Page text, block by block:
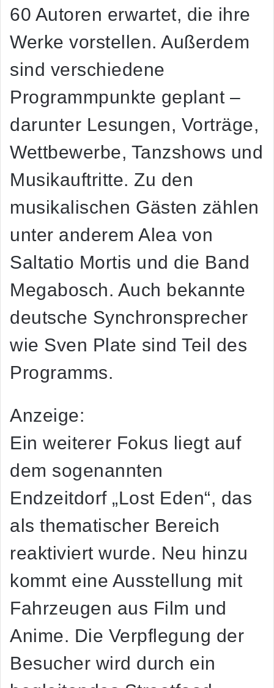
60 Autoren erwartet, die ihre
Werke vorstellen. Außerdem
sind verschiedene
Programmpunkte geplant –
darunter Lesungen, Vorträge,
Wettbewerbe, Tanzshows und
Musikauftritte. Zu den
musikalischen Gästen zählen
unter anderem Alea von
Saltatio Mortis und die Band
Megabosch. Auch bekannte
deutsche Synchronsprecher
wie Sven Plate sind Teil des
Programms.
Anzeige:
Ein weiterer Fokus liegt auf
dem sogenannten
Endzeitdorf „Lost Eden“, das
als thematischer Bereich
reaktiviert wurde. Neu hinzu
kommt eine Ausstellung mit
Fahrzeugen aus Film und
Anime. Die Verpflegung der
Besucher wird durch ein